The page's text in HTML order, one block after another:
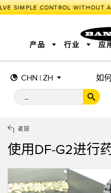
SIMPLE CONTROL WITHOUT
CHN | ZH 如
产品
传感器 测量解决方案
机器安全
工业无线
绝对值旋转编码器
SNAP SIGNAL 附件
传感器
行业 应
工业物联网与智能工厂
机器防护
追踪和跟踪
雷达应用
工业物联网与智能
储罐料位监控
返回
使用DF-G2进行